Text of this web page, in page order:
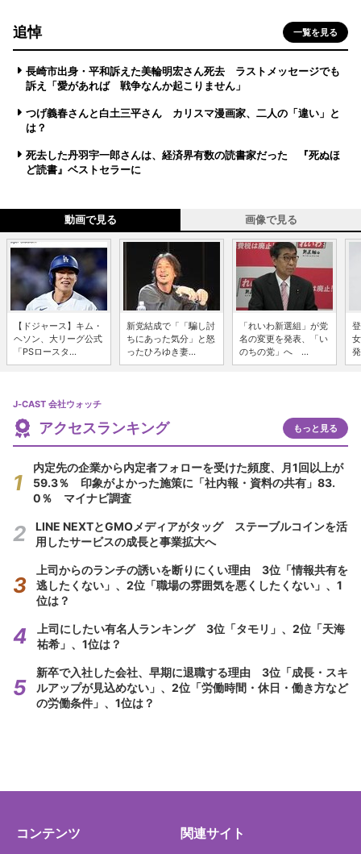
追悼 一覧を見る
長崎市出身・平和訴えた美輪明宏さん死去 ラストメッセージでも
訴え「愛があれば 戦争なんか起こりません」
つげ義春さんと白土三平さん カリスマ漫画家、二人の「違い」と
は？
死去した丹羽宇一郎さんは、経済界有数の読書家だった 『死ぬほ
ど読書』ベストセラーに
動画で見る 画像で見る
【ドジャース】キム・
ヘソン、大リーグ公式
「PSロースタ...
新党結成で「「騙し討
ちにあった気分」と怒
ったひろゆき妻...
「れいわ新選組」が党
名の変更を発表、「い
のちの党」へ ...
J-CAST 会社ウォッチ
アクセスランキング もっと見る
内定先の企業から内定者フォローを受けた頻度、月1回以上が
59.3％ 印象がよかった施策に「社内報・資料の共有」83.
0％ マイナビ調査
LINE NEXTとGMOメディアがタッグ ステーブルコインを活
用したサービスの成長と事業拡大へ
上司からのランチの誘いを断りにくい理由 3位「情報共有を
逃したくない」、2位「職場の雰囲気を悪くしたくない」、1
位は？
上司にしたい有名人ランキング 3位「タモリ」、2位「天海
祐希」、1位は？
新卒で入社した会社、早期に退職する理由 3位「成長・スキ
ルアップが見込めない」、2位「労働時間・休日・働き方など
の労働条件」、1位は？
コンテンツ 関連サイト